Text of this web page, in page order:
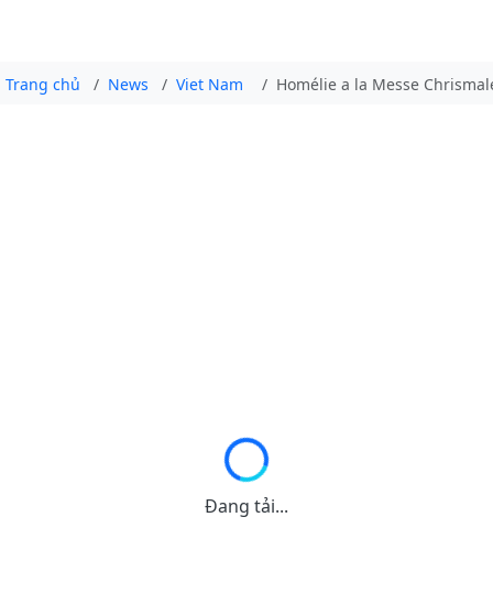
Trang chủ News Viet Nam Homélie a la Messe
Đang tải...